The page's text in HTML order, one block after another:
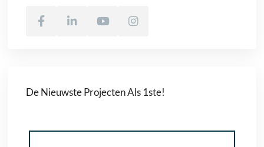
De Nieuwste Projecten Als 1ste!